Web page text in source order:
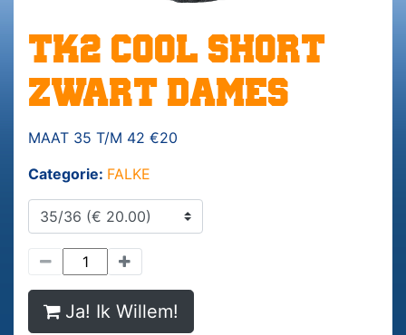
TK2 COOL SHORT
ZWART DAMES
MAAT 35 T/M 42 €20
Categorie: FALKE
Ja! Ik Willem!